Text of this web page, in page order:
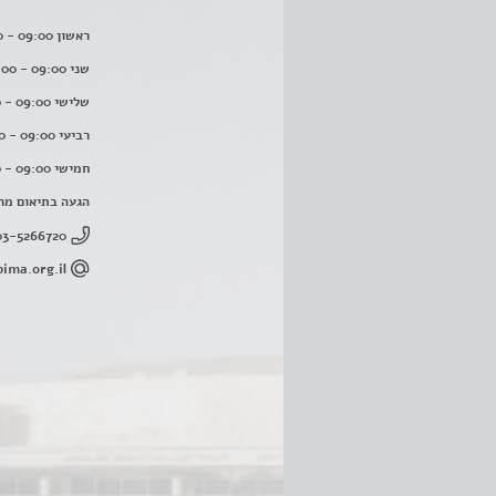
ראשון 09:00 - 16:00
שני 09:00 - 16:00
שלישי 09:00 - 16:00
רביעי 09:00 - 16:00
חמישי 09:00 - 16:00
הגעה בתיאום
5266720